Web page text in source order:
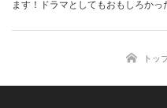
ます！ドラマとしてもおもしろか
トッ